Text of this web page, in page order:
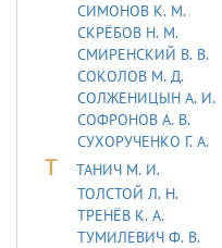
СИМОНОВ К. М.
СКРЁБОВ Н. М.
СМИРЕНСКИЙ В. В.
СОКОЛОВ М. Д.
СОЛЖЕНИЦЫН А. И.
СОФРОНОВ А. В.
СУХОРУЧЕНКО Г. А.
Т
ТАHИЧ М. И.
ТОЛСТОЙ Л. Н.
ТРЕНЁВ К. А.
ТУМИЛЕВИЧ Ф. В.